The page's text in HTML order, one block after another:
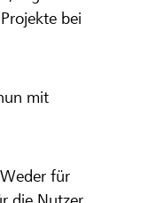
bei
mit
für